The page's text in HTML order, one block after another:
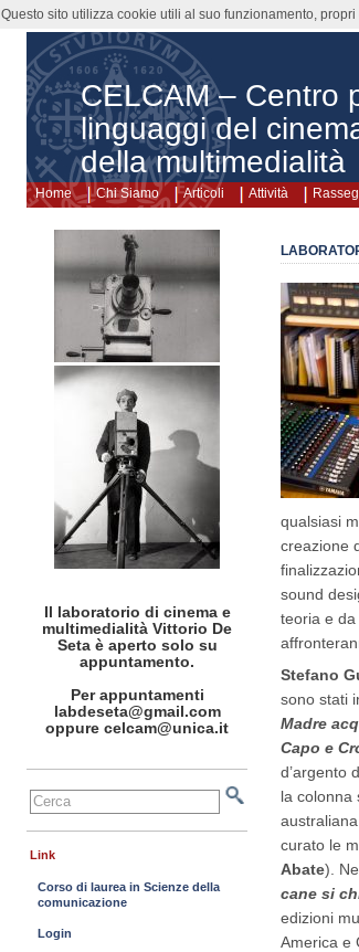
CELCAM – Centro
linguaggi del
della multimedialità
Home Chi Siamo Articoli Attività
qualsiasi
creazione
sound
teoria e
Stefano
sono stati
Madre
Capo e
d’argento
la colonna
curato le
Abate).
cane si
edizioni
America e
Il laboratorio di cinema e
multimedialità Vittorio De
Seta è aperto solo su
appuntamento.
Per appuntamenti
labdeseta@gmail.com
oppure celcam@unica.it
Link
Corso di laurea in Scienze della
comunicazione
Login
Questo sito utilizza cookie utili al suo funzionamento,